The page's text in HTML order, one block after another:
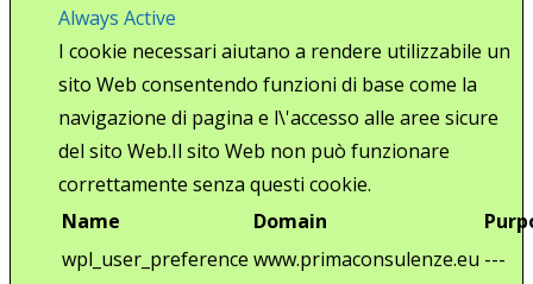
Always Active
I cookie necessari aiutano a rendere utilizzabile un
sito Web consentendo funzioni di base come la
navigazione di pagina e l\'accesso alle aree sicure
del sito Web.Il sito Web non può funzionare
correttamente senza questi cookie.
Name
Domain
wpl_user_preference www.primaconsulenze.eu ---